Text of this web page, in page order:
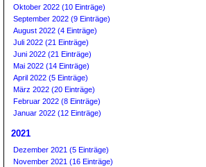
Oktober 2022 (10 Einträge)
September 2022 (9 Einträge)
August 2022 (4 Einträge)
Juli 2022 (21 Einträge)
Juni 2022 (21 Einträge)
Mai 2022 (14 Einträge)
April 2022 (5 Einträge)
März 2022 (20 Einträge)
Februar 2022 (8 Einträge)
Januar 2022 (12 Einträge)
2021
Dezember 2021 (5 Einträge)
November 2021 (16 Einträge)